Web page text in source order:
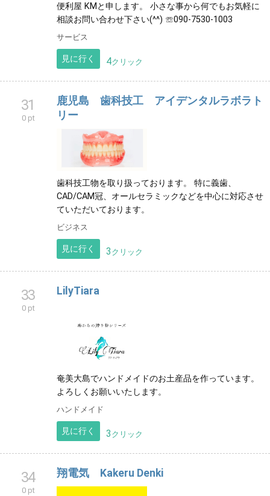
便利屋 KMと申します。 小さな事から何でもお気軽に
相談お問い合わせ下さい(^^) ☏090-7530-1003
サービス
見に行く 4クリック
31
0 pt
鹿児島 歯科技工 アイデンタルラボラト
リー
歯科技工物を取り扱っております。 特に義歯、
CAD/CAM冠、オールセラミックなどを中心に対応させ
ていただいております。
ビジネス
見に行く 3 クリック
33
0 pt
LilyTiara
奄美大島でハンドメイドのお土産品を作っています。
よろしくお願いいたします。
ハンドメイド
見に行く 3 クリック
34
0 pt
翔電気 Kakeru Denki